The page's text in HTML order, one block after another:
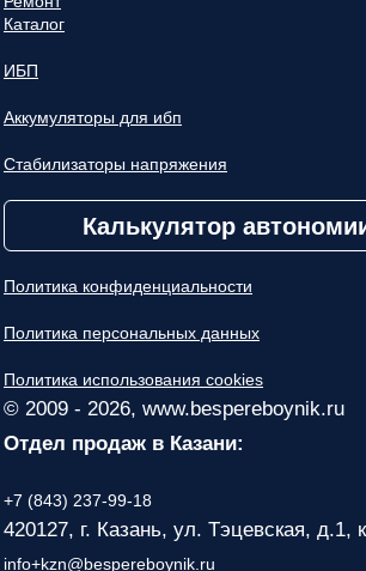
Каталог
ИБП
Аккумуляторы для ибп
Стабилизаторы напряжения
Калькулятор
Политика конфиденциальности
Политика персональных данных
Политика использования cookies
© 2009 - 2026, www.bespereboynik.ru
Отдел продаж в Казани:
+7 (843) 237-99-18
420127, г. Казань, ул. Тэцевская, д.1,
info+kzn@bespereboynik.ru